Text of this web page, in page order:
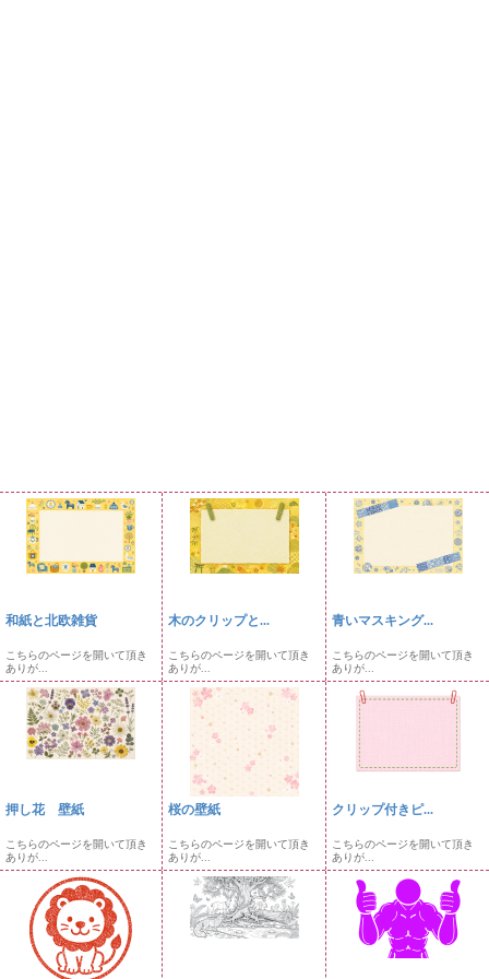
和紙と北欧雑貨
こちらのページを開いて頂き
ありが...
木のクリップと...
こちらのページを開いて頂き
ありが...
青いマスキング...
こちらのページを開いて頂き
ありが...
押し花 壁紙
こちらのページを開いて頂き
ありが...
桜の壁紙
こちらのページを開いて頂き
ありが...
クリップ付きピ...
こちらのページを開いて頂き
ありが...